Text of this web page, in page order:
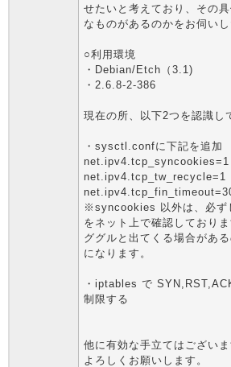
せたいと考えており、その
なものがあるのかをお伺いし
○利用環境
・Debian/Etch（3.1)
・2.6.8-2-386
現在の所、以下2つを認識し
・sysctl.confに下記を追加
net.ipv4.tcp_syncookies=1
net.ipv4.tcp_tw_recycle=1
※syncookies 以外は、必ず
をネット上で確認しておりま
ググルと出てくる場合があ
になります。
・iptables で
制限する
他に有効な手立てはござい
よろしくお願いします。